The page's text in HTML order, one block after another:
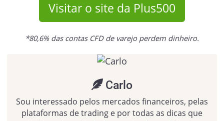
Visitar o site da Plus500
*80,6% das contas CFD de varejo perdem dinheiro.
Carlo
Sou interessado pelos mercados financeiros, pelas
plataformas de trading e por todas as dicas que